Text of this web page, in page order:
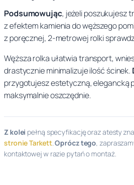
Podsumowując, jeżeli poszukujesz
z efektem kamienia do węższego
z poręcznej, 2-metrowej rolki
Węższa rolka ułatwia transport,
drastycznie minimalizuje ilość ścinek.
przygotujesz estetyczną, elegancką
maksymalnie oszczędnie.
Z kolei pełną specyfikację oraz atesty
stronie Tarkett.Oprócz tego,
kontaktowej w razie pytań o montaż.